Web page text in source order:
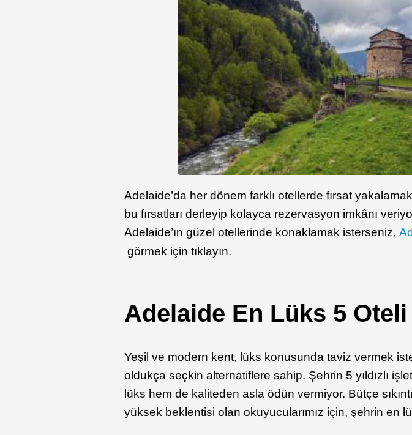
Adelaide’da her dönem farklı otellerde fırsat
bu fırsatları derleyip kolayca rezervasyon imkânı
Adelaide’ın güzel otellerinde konaklamak isterseniz,
görmek için tıklayın.
Adelaide En Lüks 5 Oteli
Yeşil ve modern kent, lüks konusunda taviz vermek
oldukça seçkin alternatiflere sahip. Şehrin 5 yıldızlı
lüks hem de kaliteden asla ödün vermiyor. Bütçe
yüksek beklentisi olan okuyucularımız için, şehrin en